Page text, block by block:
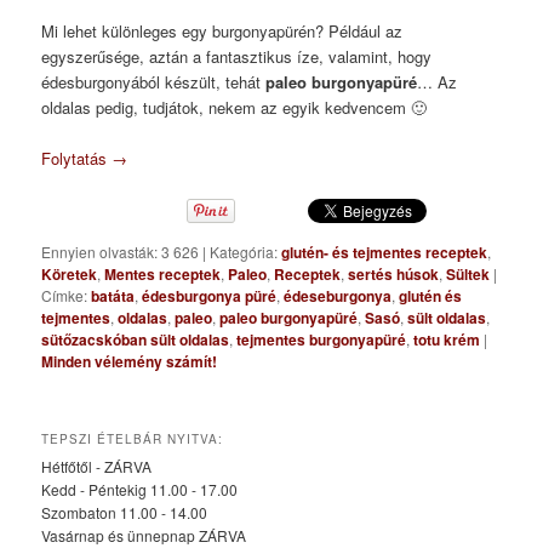
Mi lehet különleges egy burgonyapürén? Például az
egyszerűsége, aztán a fantasztikus íze, valamint, hogy
édesburgonyából készült, tehátpaleo burgonyapüré… Az
oldalas pedig, tudjátok, nekem az egyik kedvencem 🙂
Folytatás →
Ennyien olvasták: 3 626 | Kategória:glutén- és tejmentes receptek,
Köretek,Mentes receptek, Paleo, Receptek,sertés húsok,Sültek |
Címke:batáta,édesburgonya püré,édeseburgonya,glutén és
tejmentes,oldalas,paleo,paleo burgonyapüré,Sasó,sült oldalas,
sütőzacskóban sült oldalas,tejmentes burgonyapüré,totu krém |
Minden vélemény számít!
TEPSZI ÉTELBÁR NYITVA:
Hétfőtől - ZÁRVA
Kedd - Péntekig 11.00 - 17.00
Szombaton 11.00 - 14.00
Vasárnap és ünnepnap ZÁRVA